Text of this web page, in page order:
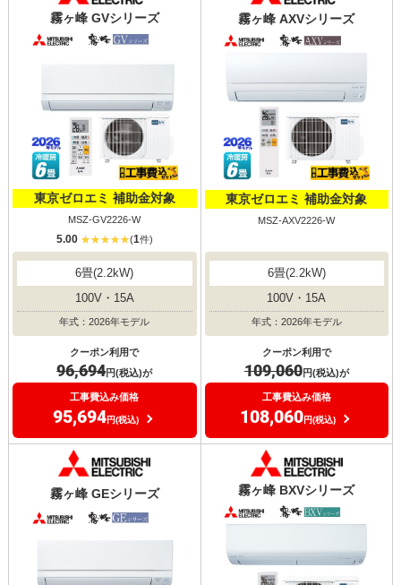
霧ヶ峰 GVシリーズ
東京ゼロエミ 補助金対象
MSZ-GV2226-W
5.00 (1件)
6畳(2.2kW)
100V・15A
年式：2026年モデル
クーポン利用で
96,694円(税込)が
工事費込み価格
95,694円(税込)
霧ヶ峰 AXVシリーズ
東京ゼロエミ 補助金対象
MSZ-AXV2226-W
6畳(2.2kW)
100V・15A
年式：2026年モデル
クーポン利用で
109,060円(税込)が
工事費込み価格
108,060円(税込)
霧ヶ峰 GEシリーズ 霧ヶ峰 BXVシリーズ